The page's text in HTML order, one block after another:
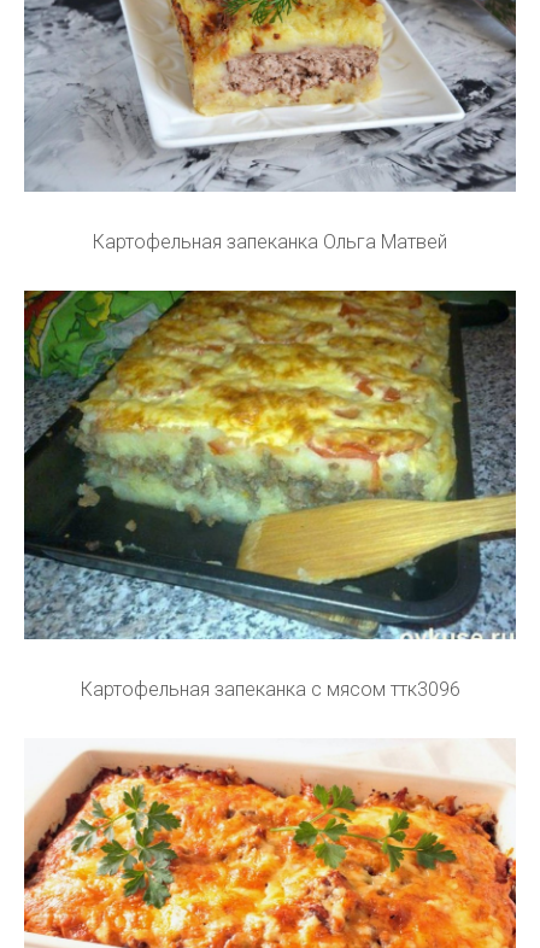
Картофельная запеканка Ольга Матвей
Картофельная запеканка с мясом ттк3096